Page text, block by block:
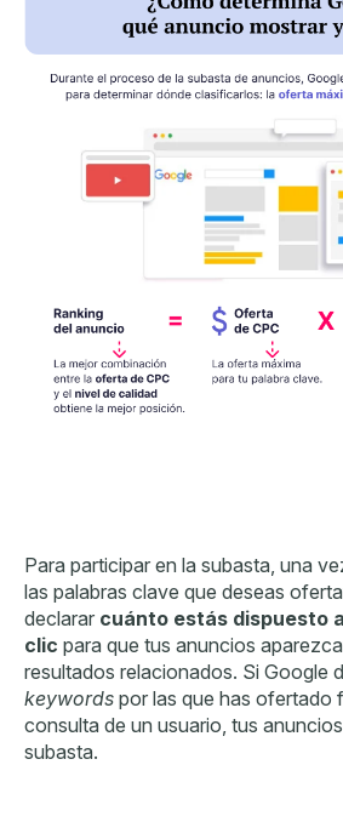
Para participar en la subasta, una
las palabras clave que deseas
declarar cuánto estás dispuesto
clic para que tus anuncios
resultados relacionados. Si Google
keywords por las que has ofertado
consulta de un usuario, tus
subasta.